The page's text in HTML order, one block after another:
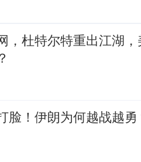
，杜特尔特重出江湖，
脸！伊朗为何越战越勇